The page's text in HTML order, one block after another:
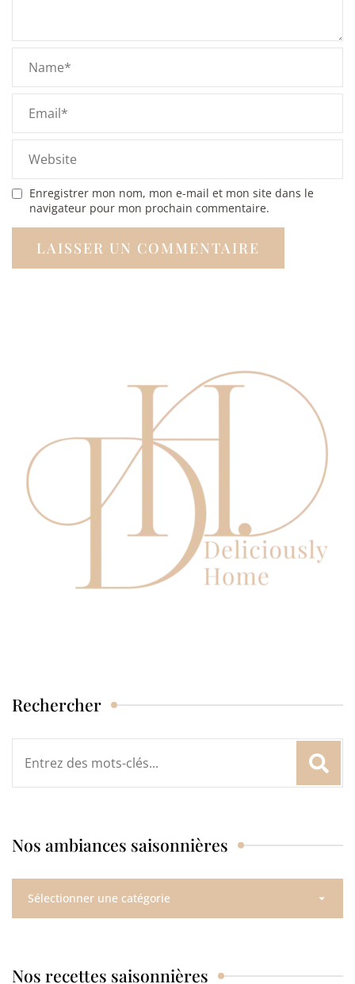
Enregistrer mon nom, mon e-mail et mon site dans le
navigateur pour mon prochain commentaire.
Rechercher
Nos ambiances saisonnières
Nos recettes saisonnières